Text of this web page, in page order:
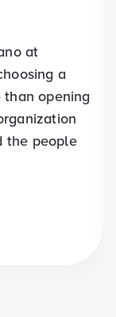
at
a
opening
the people